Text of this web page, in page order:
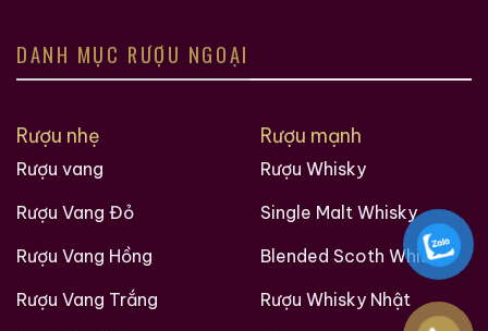
Vị giác
Mở đầu mượt
Cấu trúc hướng tới sự dễ chịu và cân bằng.
Hậu vị
DANH MỤC RƯỢU NGOẠI
Rượu nhẹ
Rượu vang
Rượu Vang Đỏ
Rượu Vang Hồng
Rượu Vang Trắng
Rượu mạnh
Rượu Whisky
Single Malt Whisky
Blended Scoth Whisky
Rượu Whisky Nhật